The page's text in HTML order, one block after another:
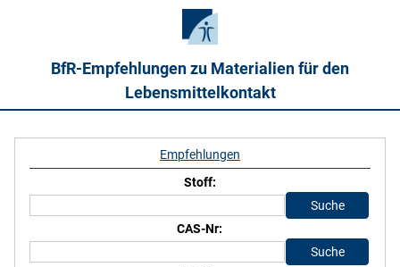
BfR-Empfehlungen zu Materialien für den
Lebensmittelkontakt
Empfehlungen
Stoff:
CAS-Nr: